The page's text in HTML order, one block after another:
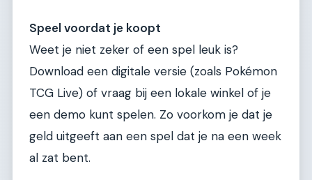
Speel voordat je koopt
Weet je niet zeker of een spel leuk is?
Download een digitale versie (zoals Pokémon
TCG Live) of vraag bij een lokale winkel of je
een demo kunt spelen. Zo voorkom je dat je
geld uitgeeft aan een spel dat je na een week
al zat bent.